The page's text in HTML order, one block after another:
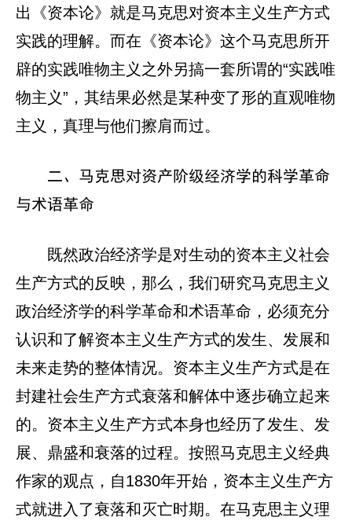
出《资本论》就是马克思对资本主义生产方式
实践的理解。而在《资本论》这个马克思所开
辟的实践唯物主义之外另搞一套所谓的“实践唯
物主义”，其结果必然是某种变了形的直观唯物
主义，真理与他们擦肩而过。
二、马克思对资产阶级经济学的科学革命
与术语革命
既然政治经济学是对生动的资本主义社会
生产方式的反映，那么，我们研究马克思主义
政治经济学的科学革命和术语革命，必须充分
认识和了解资本主义生产方式的发生、发展和
未来走势的整体情况。资本主义生产方式是在
封建社会生产方式衰落和解体中逐步确立起来
的。资本主义生产方式本身也经历了发生、发
展、鼎盛和衰落的过程。按照马克思主义经典
作家的观点，自1830年开始，资本主义生产方
式就进入了衰落和灭亡时期。在马克思主义理